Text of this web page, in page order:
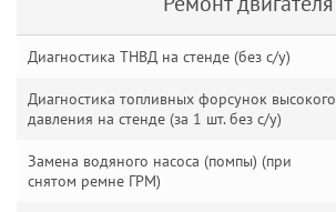
Диагностика ТНВД на стенде (без с/у)
Диагностика топливных форсунок высокого
давления на стенде (за 1 шт. без с/у)
Замена водяного насоса (помпы) (при
снятом ремне ГРМ)